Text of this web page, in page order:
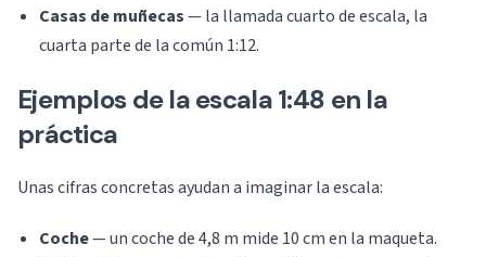
Casas de muñecas— la llamada cuarto de escala, la
cuarta parte de la común 1:12.
Ejemplos de la escala 1:48 en la
práctica
Unas cifras concretas ayudan a imaginar la escala:
Coche— un coche de 4,8 m mide 10 cm en la maqueta.